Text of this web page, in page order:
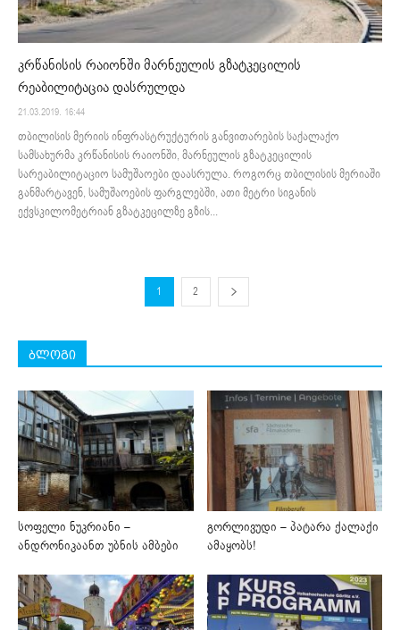
კრწანისის რაიონში მარნეულის გზატკეცილის
რეაბილიტაცია დასრულდა
21.03.2019. 16:44
თბილისის მერიის ინფრასტრუქტურის განვითარების საქალაქო
სამსახურმა კრწანისის რაიონში, მარნეულის გზატკეცილის
სარეაბილიტაციო სამუშაოები დაასრულა. როგორც თბილისის მერიაში
განმარტავენ, სამუშაოების ფარგლებში, ათი მეტრი სიგანის
ექვსკილომეტრიან გზატკეცილზე გზის...
1 2
ბლოგი
სოფელი ნუკრიანი –
ანდრონიკაანთ უბნის ამბები
გორლივუდი – პატარა ქალაქი
ამაყობს!